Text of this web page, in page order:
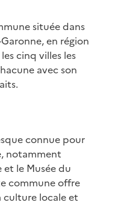
située dans
en région
cinq villes les
avec son
connue pour
notamment
et le Musée du
commune offre
culture locale et